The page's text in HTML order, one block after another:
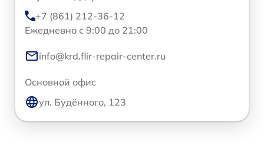
+7 (861) 212-36-12
Ежедневно с 9:00 до 21:00
info@krd.flir-repair-center.ru
Основной офис
ул. Будённого, 123